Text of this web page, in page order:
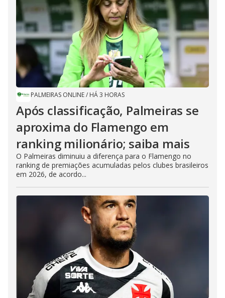
PALMEIRAS ONLINE/ HÁ 3 HORAS
Após classificação, Palmeiras se
aproxima do Flamengo em
ranking milionário; saiba mais
O Palmeiras diminuiu a diferença para o Flamengo no
ranking de premiações acumuladas pelos clubes brasileiros
em 2026, de acordo...